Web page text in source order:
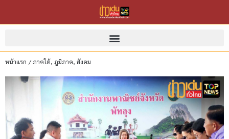
หน้าแรก /ภาคใต้, ภูมิภาค, สังคม